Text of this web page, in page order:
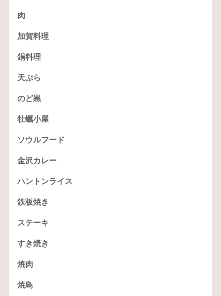
肉
加賀料理
鍋料理
天ぷら
のど黒
牡蠣小屋
ソウルフード
金沢カレー
ハントンライス
鉄板焼き
ステーキ
すき焼き
焼肉
焼鳥